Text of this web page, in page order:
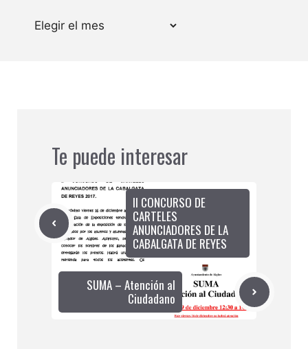
Archivos
Te puede interesar
II CONCURSO DE
CARTELES
ANUNCIADORES DE LA
CABALGATA DE REYES
SUMA – Atención al
Ciudadano